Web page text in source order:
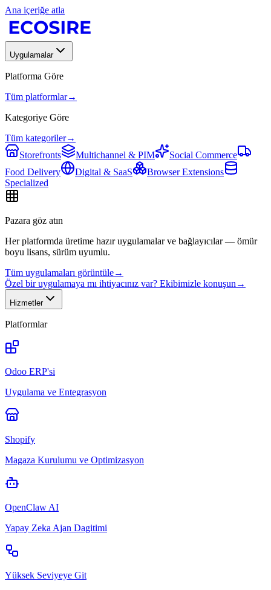
Ana içeriğe atla
Uygulamalar
Platforma Göre
Tüm platformlar→
Kategoriye Göre
Tüm kategoriler→
Storefronts
Multichannel & PIM
Social Commerce
Food Delivery
Digital & SaaS
Browser Extensions
Specialized
Pazara göz atın
Her platformda üretime hazır uygulamalar ve bağlayıcılar — ömür
boyu lisans, sürüm uyumlu.
Tüm uygulamaları görüntüle→
Özel bir uygulamaya mı ihtiyacınız var? Ekibimizle konuşun →
Hizmetler
Platformlar
Odoo ERP'si
Uygulama ve Entegrasyon
Shopify
Magaza Kurulumu ve Optimizasyon
OpenClaw AI
Yapay Zeka Ajan Dagitimi
Yüksek Seviyeye Git